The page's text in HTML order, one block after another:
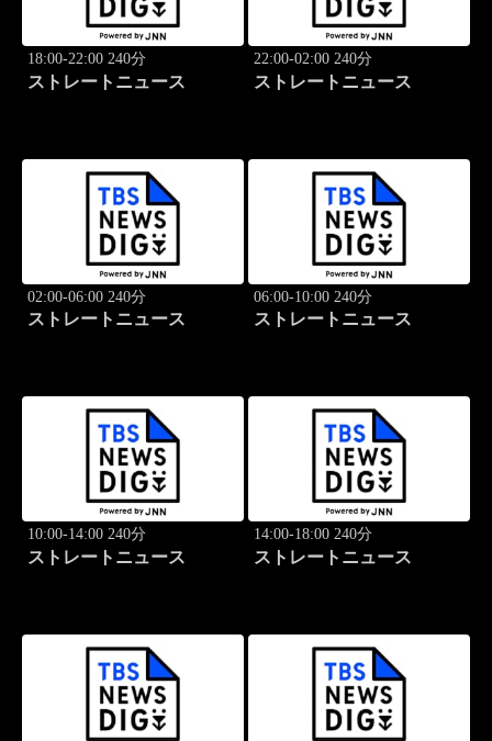
18:00-22:00 240分
ストレートニュース
22:00-02:00 240分
ストレートニュース
02:00-06:00 240分
ストレートニュース
06:00-10:00 240分
ストレートニュース
10:00-14:00 240分
ストレートニュース
14:00-18:00 240分
ストレートニュース